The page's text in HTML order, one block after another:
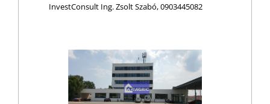
InvestConsult Ing. Zsolt Szabó, 0903445082